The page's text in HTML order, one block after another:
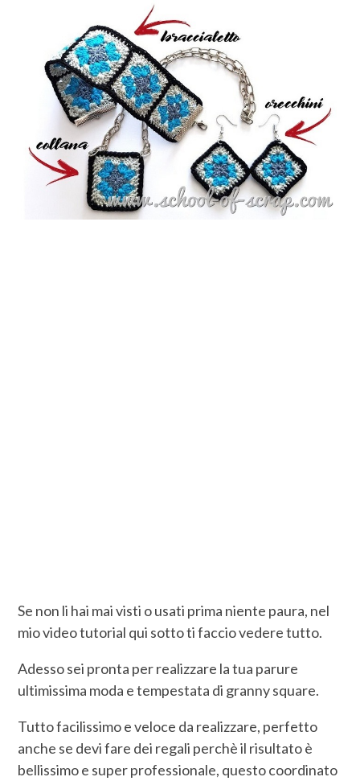
Se non li hai mai visti o usati prima niente paura, nel
mio video tutorial qui sotto ti faccio vedere tutto.
Adesso sei pronta per realizzare la tua parure
ultimissima moda e tempestata di granny square.
Tutto facilissimo e veloce da realizzare, perfetto
anche se devi fare dei regali perchè il risultato è
bellissimo e super professionale, questo coordinato